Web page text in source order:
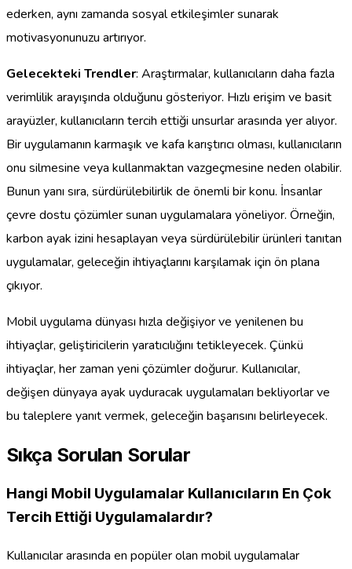
ederken, aynı zamanda sosyal etkileşimler sunarak
motivasyonunuzu artırıyor.
Gelecekteki Trendler: Araştırmalar, kullanıcıların daha fazla
verimlilik arayışında olduğunu gösteriyor. Hızlı erişim ve basit
arayüzler, kullanıcıların tercih ettiği unsurlar arasında yer alıyor.
Bir uygulamanın karmaşık ve kafa karıştırıcı olması, kullanıcıların
onu silmesine veya kullanmaktan vazgeçmesine neden olabilir.
Bunun yanı sıra, sürdürülebilirlik de önemli bir konu. İnsanlar
çevre dostu çözümler sunan uygulamalara yöneliyor. Örneğin,
karbon ayak izini hesaplayan veya sürdürülebilir ürünleri tanıtan
uygulamalar, geleceğin ihtiyaçlarını karşılamak için ön plana
çıkıyor.
Mobil uygulama dünyası hızla değişiyor ve yenilenen bu
ihtiyaçlar, geliştiricilerin yaratıcılığını tetikleyecek. Çünkü
ihtiyaçlar, her zaman yeni çözümler doğurur. Kullanıcılar,
değişen dünyaya ayak uyduracak uygulamaları bekliyorlar ve
bu taleplere yanıt vermek, geleceğin başarısını belirleyecek.
Sıkça Sorulan Sorular
Hangi Mobil Uygulamalar Kullanıcıların En Çok
Tercih Ettiği Uygulamalardır?
Kullanıcılar arasında en popüler olan mobil uygulamalar